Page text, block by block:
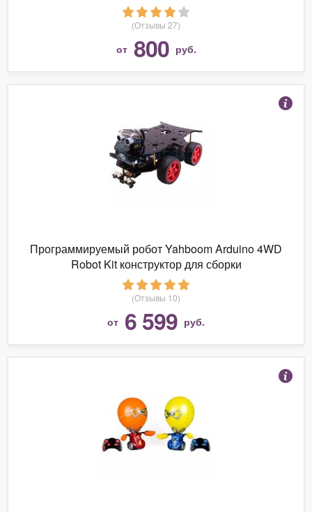
(Отзывы 27)
от 800 руб.
Программируемый робот Yahboom Arduino 4WD
Robot Kit конструктор для сборки
(Отзывы 10)
от 6 599 руб.